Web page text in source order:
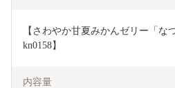
【さわやか甘夏みかんゼリー「な
kn0158】
内容量